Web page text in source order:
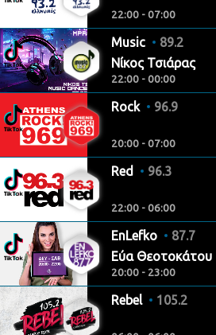
22:00 - 07:00
Music
89.2
Νίκος Τσιάρας
22:00 - 00:00
Rock 96.9
20:00 - 07:00
Red 96.3
22:00 - 06:00
EnLefko
87.7
Εύα Θεοτοκάτου
20:00 - 23:00
Rebel 105.2